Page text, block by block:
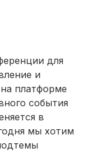
для
и
платформе
события
в
мы хотим